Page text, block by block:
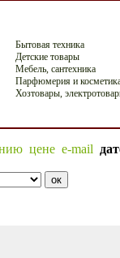
Бытовая техника
Детские товары
Мебель, сантехника
Парфюмерия и
Хозтовары,
цене e-mail